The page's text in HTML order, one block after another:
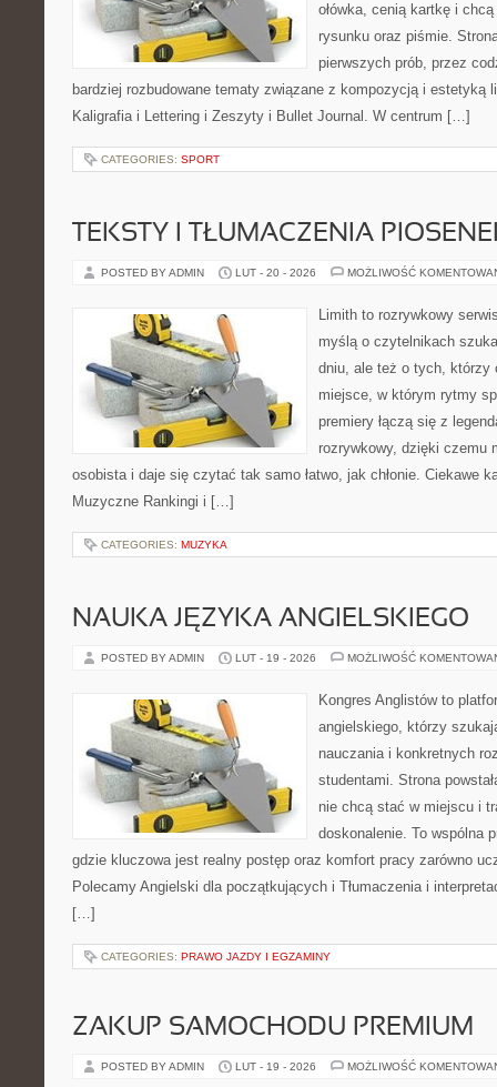
ołówka, cenią kartkę i
rysunku oraz piśmie.
pierwszych prób, przez
bardziej rozbudowane tematy związane z kompozycją i estetyką
Kaligrafia i Lettering i Zeszyty i Bullet Journal. W centrum […]
CATEGORIES: SPORT
TEKSTY I TŁUMACZENIA
POSTED BY ADMIN LUT - 20 - 2026 MOŻLIWOŚĆ
Limith to rozrywkowy
myślą o czytelnikach
dniu, ale też o tych, którzy
miejsce, w którym rytmy
premiery łączą się z
rozrywkowy, dzięki czemu
osobista i daje się czytać tak samo łatwo, jak chłonie. Ciekawe
Muzyczne Rankingi i […]
CATEGORIES: MUZYKA
NAUKA JĘZYKA ANGIELSKIEGO
POSTED BY ADMIN LUT - 19 - 2026 MOŻLIWOŚĆ
Kongres Anglistów to
angielskiego, którzy
nauczania i konkretnych
studentami. Strona
nie chcą stać w miejscu i
doskonalenie. To wspólna
gdzie kluczowa jest realny postęp oraz komfort pracy zarówno
Polecamy Angielski dla początkujących i Tłumaczenia i
[…]
CATEGORIES: PRAWO JAZDY I EGZAMINY
ZAKUP SAMOCHODU PREMIUM
POSTED BY ADMIN LUT - 19 - 2026 MOŻLIWOŚĆ